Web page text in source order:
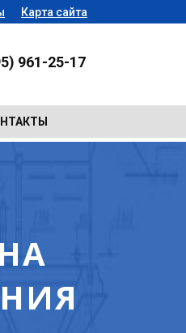
Карта сайта
961-25-17